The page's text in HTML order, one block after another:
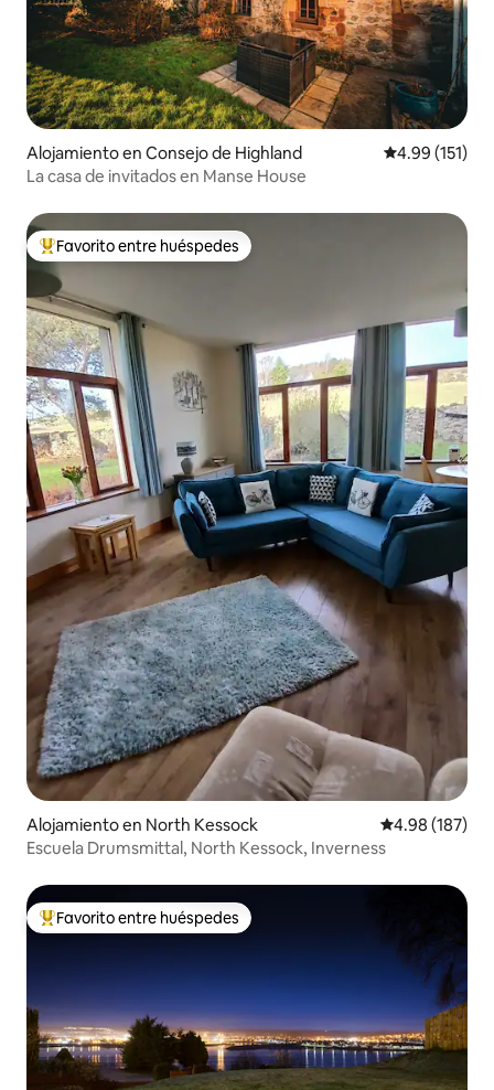
Alojamiento en Consejo de Highland Calificación
4.99 (151)
La casa de invitados en Manse House
Favorito entre huéspedes preferido
Favorito entre huéspedes
Alojamiento en North Kessock Calificación
4.98 (187)
Escuela Drumsmittal, North Kessock, Inverness
Favorito entre huéspedes preferido
Favorito entre huéspedes